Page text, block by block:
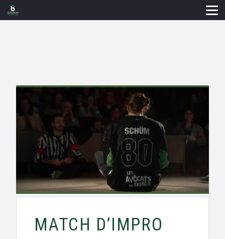
MATCH D’IMPRO